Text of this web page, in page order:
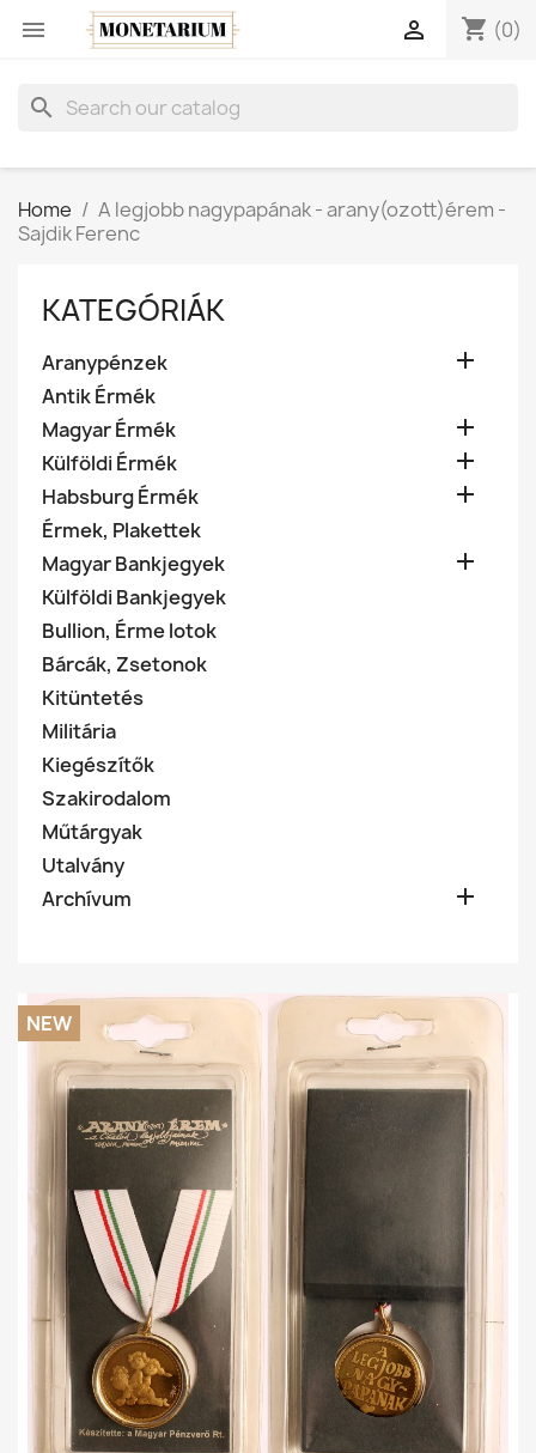
 shopping_cart (0)

search
Home
A legjobb nagypapának - arany(ozott)érem -
Sajdik Ferenc
KATEGÓRIÁK
Aranypénzek 
Antik Érmék
Magyar Érmék

Külföldi Érmék 
Habsburg Érmék 
Érmek, Plakettek
Magyar Bankjegyek

Külföldi Bankjegyek
Bullion, Érme lotok
Bárcák, Zsetonok
Kitüntetés
Militária
Kiegészítők
Szakirodalom
Műtárgyak
Utalvány
Archívum

NEW